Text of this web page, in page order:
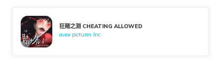
狂賭之淵 CHEATING ALLOWED
avex pictures Inc.